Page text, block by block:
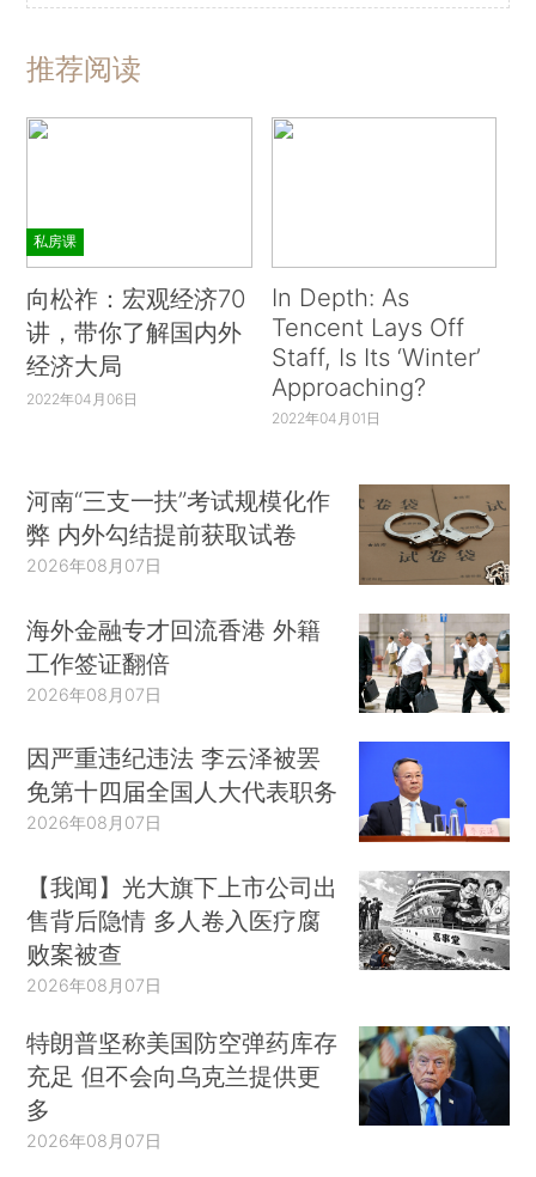
推荐阅读
私房课
向松祚：宏观经济70
讲，带你了解国内外
经济大局
2022年04月06日
In Depth: As
Tencent Lays Off
Staff, Is Its ‘Winter’
Approaching?
2022年04月01日
河南“三支一扶”考试规模化作
弊 内外勾结提前获取试卷
2026年08月07日
海外金融专才回流香港 外籍
工作签证翻倍
2026年08月07日
因严重违纪违法 李云泽被罢
免第十四届全国人大代表职务
2026年08月07日
【我闻】光大旗下上市公司出
售背后隐情 多人卷入医疗腐
败案被查
2026年08月07日
特朗普坚称美国防空弹药库存
充足 但不会向乌克兰提供更
多
2026年08月07日